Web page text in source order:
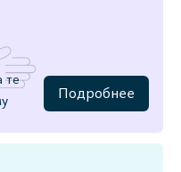
те
Подробнее